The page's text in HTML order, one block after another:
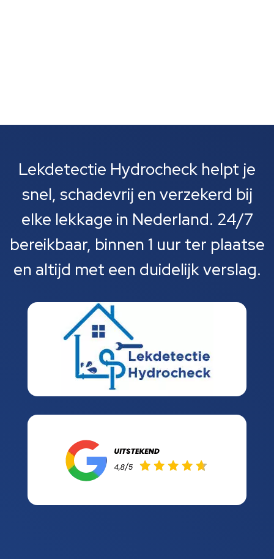
Lekdetectie Hydrocheck helpt je
snel, schadevrij en verzekerd bij
elke lekkage in Nederland. 24/7
bereikbaar, binnen 1 uur ter plaatse
en altijd met een duidelijk verslag.